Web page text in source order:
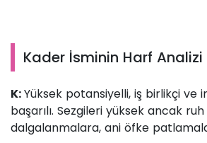
Kader İsminin Harf Analizi
K:Yüksek potansiyelli, iş birlikçi ve
başarılı. Sezgileri yüksek ancak
dalgalanmalara, ani öfke